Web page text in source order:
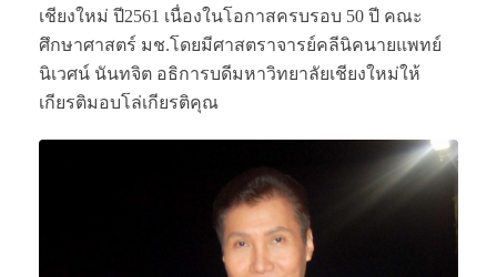
เชียงใหม่ ปี2561 เนื่องในโอกาสครบรอบ 50 ปี คณะ
ศึกษาศาสตร์ มช.โดยมีศาสตราจารย์คลีนิคนายแพทย์
นิเวศน์ นันทจิต อธิการบดีมหาวิทยาลัยเชียงใหม่ให้
เกียรติมอบโล่เกียรติคุณ